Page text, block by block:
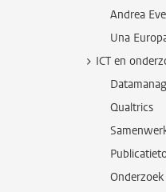
Andrea
Una
ICT en
Qualtrics